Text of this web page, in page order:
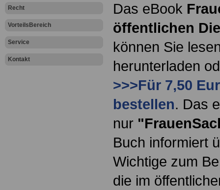
Recht
VorteilsBereich
Service
Kontakt
Das eBook
öffentlichen
können Sie
herunterladen
>>>Für 7,50
bestellen. Das
nur
Buch informiert
Wichtige zum
die im